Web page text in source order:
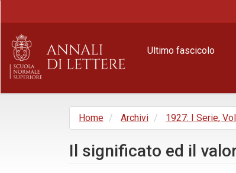
principale
Barra
laterale
Ultimo fascicolo
Home Archivi 1927: I Serie,
Il significato ed il